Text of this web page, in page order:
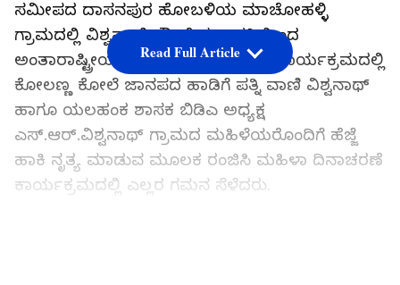
ಸಮೀಪದ ದಾಸನಪುರ ಹೋಬಳಿಯ ಮಾಚೋಹಳ್ಳಿ
ಗ್ರಾಮದಲ್ಲಿ ವಿಶ್ವವಾಣಿ ಫೌಂಡೇಶನ್‌ ವತಿಯಿಂದ
ಅಂತಾರಾಷ್ಟ್ರೀಯ ಮಹಿಳಾ ದಿನಾಚರಣೆಯ ಕಾರ್ಯಕ್ರಮದಲ್ಲಿ
ಕೋಲಣ್ಣ ಕೋಲೆ ಜಾನಪದ ಹಾಡಿಗೆ ಪತ್ನಿ ವಾಣಿ ವಿಶ್ವನಾಥ್‌
ಹಾಗೂ ಯಲಹಂಕ ಶಾಸಕ ಬಿಡಿಎ ಅಧ್ಯಕ್ಷ
ಎಸ್‌.ಆರ್‌.ವಿಶ್ವನಾಥ್‌ ಗ್ರಾಮದ ಮಹಿಳೆಯರೊಂದಿಗೆ ಹೆಜ್ಜೆ
ಹಾಕಿ ನೃತ್ಯ ಮಾಡುವ ಮೂಲಕ ರಂಜಿಸಿ ಮಹಿಳಾ ದಿನಾಚರಣೆ
ಕಾರ್ಯಕ್ರಮದಲ್ಲಿ ಎಲ್ಲರ ಗಮನ ಸೆಳೆದರು.
Read Full Article